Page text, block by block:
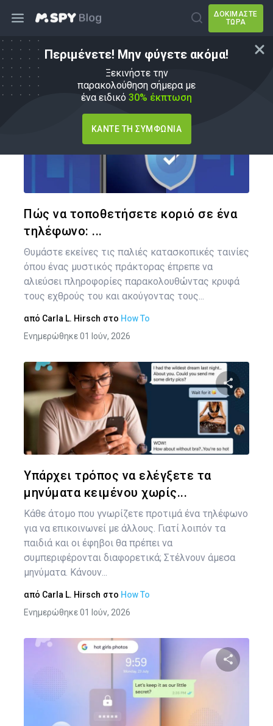
ΔΟΚΙΜΆΣΤΕ
ΤΏΡΑ
Περιμένετε! Μην φύγετε ακόμα!
Ξεκινήστε την
παρακολούθηση σήμερα με
ένα ειδικό 30% έκπτωση
ΚΆΝΤΕ ΤΗ ΣΥΜΦΩΝΊΑ
Πώς να
Πώς να τοποθετήσετε κοριό σε ένα
τηλέφωνο: ...
Θυμάστε εκείνες τις παλιές κατασκοπικές ταινίες
όπου ένας μυστικός πράκτορας έπρεπε να
αλιεύσει πληροφορίες παρακολουθώντας κρυφά
τους εχθρούς του και ακούγοντας τους...
από Carla L. Hirsch στο How To
Ενημερώθηκε 01 Ιούν, 2026
Υπάρχει τρόπος να ελέγξετε τα
μηνύματα κειμένου χωρίς...
Κάθε άτομο που γνωρίζετε προτιμά ένα τηλέφωνο
για να επικοινωνεί με άλλους. Γιατί λοιπόν τα
παιδιά και οι έφηβοι θα πρέπει να
συμπεριφέρονται διαφορετικά; Στέλνουν άμεσα
μηνύματα. Κάνουν...
από Carla L. Hirsch στο How To
Ενημερώθηκε 01 Ιούν, 2026